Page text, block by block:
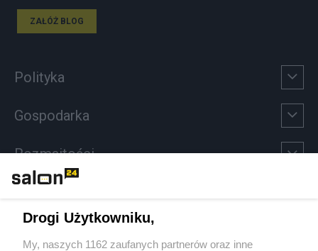
ZAŁÓŻ BLOG
Polityka
Gospodarka
Rozmaitości
Sport
Drogi Użytkowniku,
My, naszych 1162 zaufanych partnerów oraz inne